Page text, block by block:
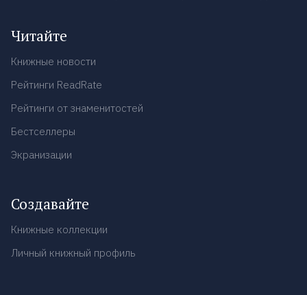
Читайте
Книжные новости
Рейтинги ReadRate
Рейтинги от знаменитостей
Бестселлеры
Экранизации
Создавайте
Книжные коллекции
Личный книжный профиль